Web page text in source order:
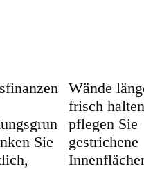
Sie
Wände
frisch
pflegen Sie
gestrichene